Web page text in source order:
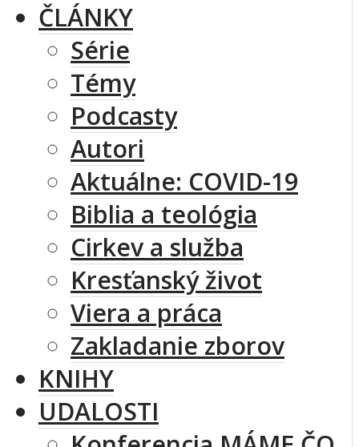
ČLÁNKY
Série
Témy
Podcasty
Autori
Aktuálne: COVID-19
Biblia a teológia
Cirkev a služba
Kresťanský život
Viera a práca
Zakladanie zborov
KNIHY
UDALOSTI